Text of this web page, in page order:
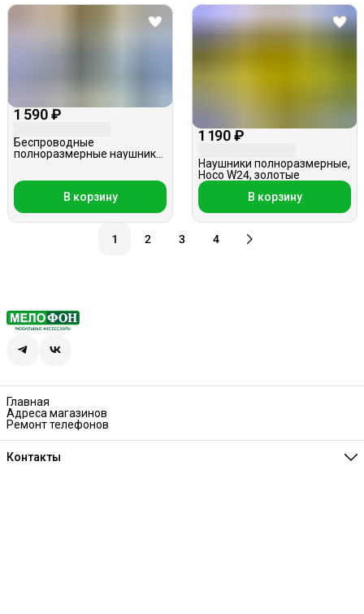
1 590 ₽
Беспроводные
полноразмерные наушники,
В корзину
1 190 ₽
Наушники полноразмерные,
Hoco W24, золотые
В корзину
1 2 3 4
Главная
Адреса магазинов
Ремонт телефонов
Контакты